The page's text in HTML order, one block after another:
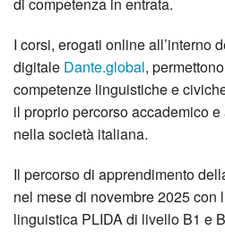
I corsi, erogati online all’interno
digitale Dante.global,
competenze linguistiche e
il proprio percorso accademico
nella società italiana.
Il percorso di apprendimento
nel mese di novembre 2025 con
linguistica PLIDA di livello B1 e